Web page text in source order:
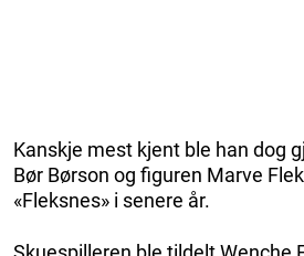
Kanskje mest kjent ble han dog
Bør Børson og figuren Marve
«Fleksnes» i senere år.